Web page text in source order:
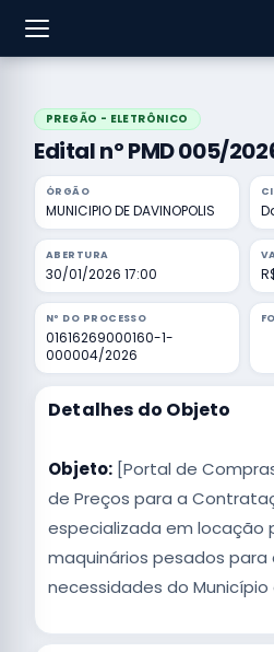
PREGÃO - ELETRÔNICO
Edital nº PMD 005/
ÓRGÃO
MUNICIPIO DE DAVINOPOLIS
ABERTURA
30/01/2026 17:00
Nº DO PROCESSO
01616269000160-1-
000004/2026
Detalhes do Objeto
Objeto: [Portal de
de Preços para a
especializada em locação
maquinários pesados para
necessidades do Município